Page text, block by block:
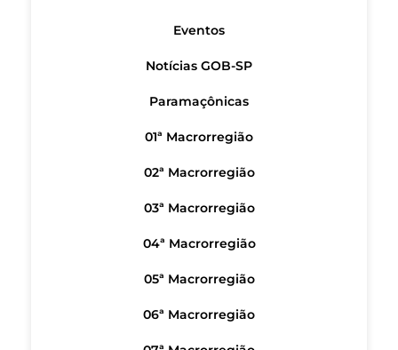
Eventos
Notícias GOB-SP
Paramaçônicas
01ª Macrorregião
02ª Macrorregião
03ª Macrorregião
04ª Macrorregião
05ª Macrorregião
06ª Macrorregião